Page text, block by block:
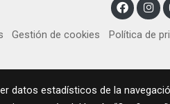
Gestión de cookies Política de
datos estadísticos de la